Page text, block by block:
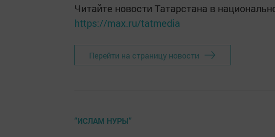
Читайте новости Татарстана в
https://max.ru/tatmedia
Перейти на страницу новости
“ИСЛАМ НУРЫ”